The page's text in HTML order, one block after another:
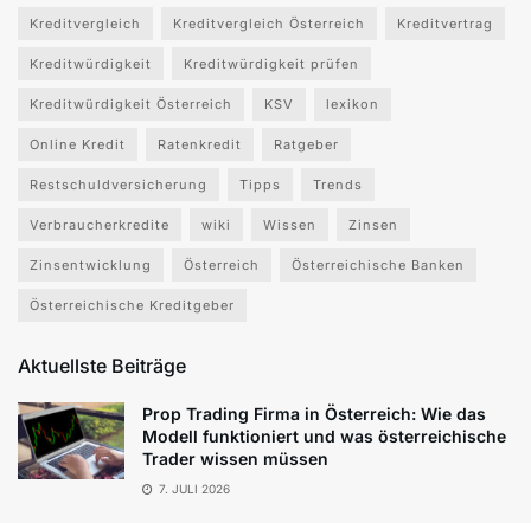
Kreditvergleich Kreditvergleich Österreich Kreditvertrag
Kreditwürdigkeit Kreditwürdigkeit prüfen
Kreditwürdigkeit Österreich KSV lexikon
Online Kredit Ratenkredit Ratgeber
Restschuldversicherung Tipps Trends
Verbraucherkredite wiki Wissen Zinsen
Zinsentwicklung Österreich Österreichische Banken
Österreichische Kreditgeber
Aktuellste Beiträge
Prop Trading Firma in Österreich: Wie das
Modell funktioniert und was österreichische
Trader wissen müssen
7. JULI 2026